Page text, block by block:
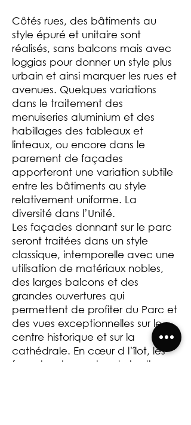
Côtés rues, des bâtiments au
style épuré et unitaire sont
réalisés, sans balcons mais avec
loggias pour donner un style plus
urbain et ainsi marquer les rues et
avenues. Quelques variations
dans le traitement des
menuiseries aluminium et des
habillages des tableaux et
linteaux, ou encore dans le
parement de façades
apporteront une variation subtile
entre les bâtiments au style
relativement uniforme. La
diversité dans l’Unité.
Les façades donnant sur le parc
seront traitées dans un style
classique, intemporelle avec une
utilisation de matériaux nobles,
des larges balcons et des
grandes ouvertures qui
permettent de profiter du Parc et
des vues exceptionnelles sur le
centre historique et sur la
cathédrale. En cœur d l’îlot, les
façades donnant sur le jardin